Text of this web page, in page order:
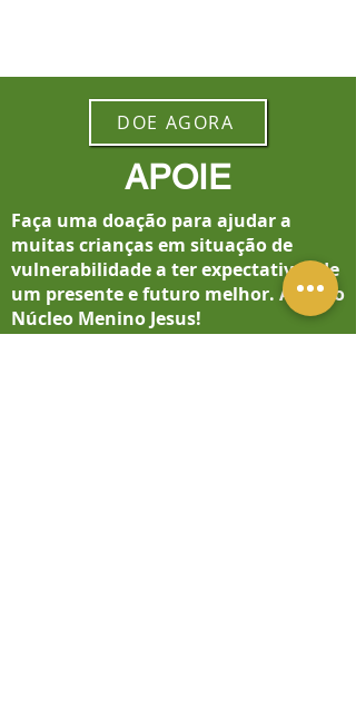
DOE AGORA
APOIE
Faça uma doação para ajudar a
muitas crianças em situação de
vulnerabilidade a ter expectativas de
um presente e futuro melhor. Apoie o
Núcleo Menino Jesus!